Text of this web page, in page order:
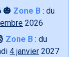
🎃 Zone B : du
2026
Zone B : du
4 janvier 2027